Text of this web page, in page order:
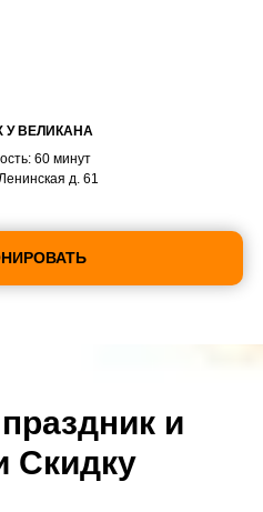
У ВЕЛИКАНА
60 минут
д. 61
и
Скидку